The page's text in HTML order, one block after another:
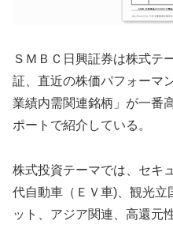
ＳＭＢＣ日興証券は株式テ
証、直近の株価パフォーマ
業績内需関連銘柄」が一番
ポートで紹介している。
株式投資テーマでは、セキ
代自動車（ＥＶ車)、観光立
ット、アジア関連、高還元